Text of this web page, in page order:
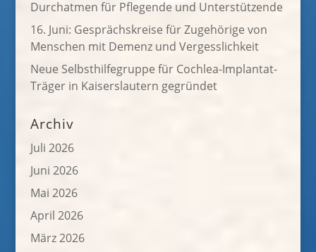
Durchatmen für Pflegende und Unterstützende
16. Juni: Gesprächskreise für Zugehörige von
Menschen mit Demenz und Vergesslichkeit
Neue Selbsthilfegruppe für Cochlea-Implantat-
Träger in Kaiserslautern gegründet
Archiv
Juli 2026
Juni 2026
Mai 2026
April 2026
März 2026